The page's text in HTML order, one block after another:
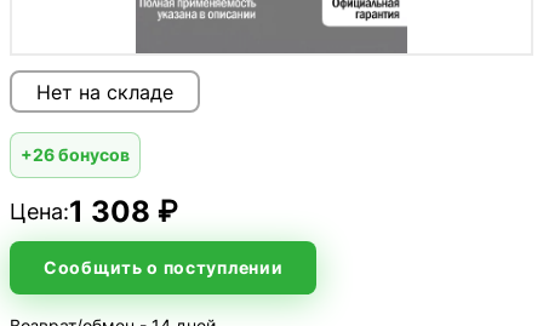
Нет на складе
+26 бонусов
Цена:1 308 ₽
Сообщить о поступлении